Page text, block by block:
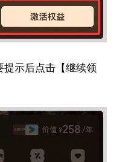
示后点击【继续领